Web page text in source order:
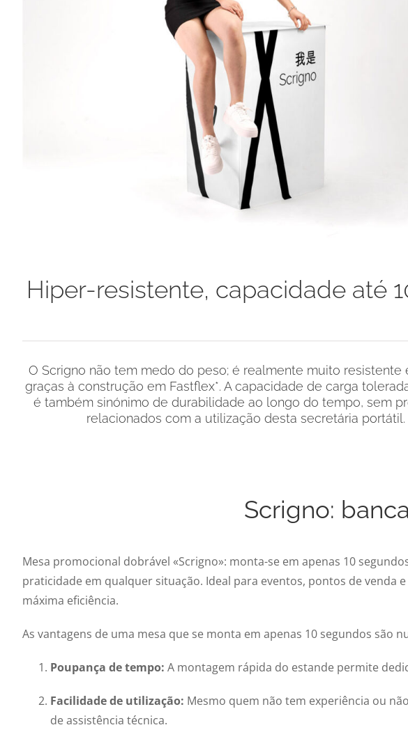
Hiper-resistente, capacidade até
O Scrigno não tem medo do peso; é realmente muito resistente
graças à construção em Fastflex*. A capacidade de carga
é também sinónimo de durabilidade ao longo do tempo, sem
relacionados com a utilização desta secretária portátil.
Scrigno:
Mesa promocional dobrável «Scrigno»: monta-se em apenas 10
praticidade em qualquer situação. Ideal para eventos, pontos de
máxima eficiência.
As vantagens de uma mesa que se monta em apenas 10 segundos são
Poupança de tempo: A montagem rápida do estande permite
Facilidade de utilização: Mesmo quem não tem experiência ou
de assistência técnica.